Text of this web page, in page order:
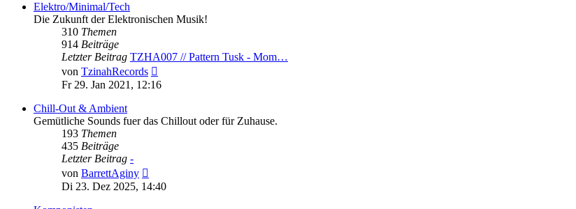
Elektro/Minimal/Tech
Die Zukunft der Elektronischen Musik!
310 Themen
914 Beiträge
Letzter Beitrag TZHA007 // Pattern Tusk - Mom…
von TzinahRecords
Beitrag
Fr 29. Jan 2021, 12:16
Chill-Out & Ambient
Gemütliche Sounds fuer das Chillout oder für Zuhause.
193 Themen
435 Beiträge
Letzter Beitrag -
von BarrettAginy
Beitrag
Di 23. Dez 2025, 14:40